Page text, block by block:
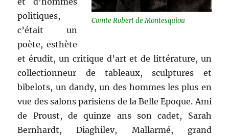
Comte Robert de Montesquiou
politiques,
c’était un
poète, esthète
et érudit, un critique d’art et de littérature, un
collectionneur de tableaux, sculptures et
bibelots, un dandy, un des hommes les plus en
vue des salons parisiens de la Belle Epoque. Ami
de Proust, de quinze ans son cadet, Sarah
Bernhardt, Diaghilev, Mallarmé, grand